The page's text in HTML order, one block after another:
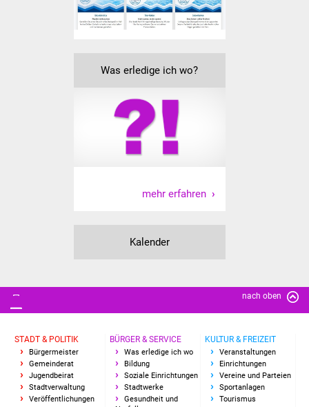
Haushalt & Infos
IKG Auen
Ausschreibung
Ausschreibung
Gewerbeverzeichnis
Gewerbe - Selbsteintrag
Was erledige ich wo?
mehr erfahren
Kalender
nach oben
STADT & POLITIK
Bürgermeister
Gemeinderat
Jugendbeirat
Stadtverwaltung
Veröffentlichungen
BÜRGER & SERVICE
Was erledige ich wo
Bildung
Soziale Einrichtungen
Stadtwerke
Gesundheit und
KULTUR & FREIZEIT
Veranstaltungen
Einrichtungen
Vereine und Parteien
Sportanlagen
Tourismus